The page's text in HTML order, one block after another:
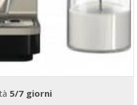
5/7 giorni